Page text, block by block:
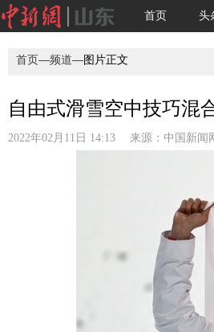
首页 头
首页—频道—图片正文
自由式滑雪空中技巧混
2022年02月11日 14:13 来源： 中国新闻